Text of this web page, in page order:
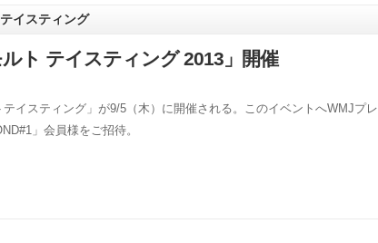
イスティング
ルト テイスティング 2013」開催
イスティング」が9/5（木）に開催される。このイベントへWMJプレ
」会員様をご招待。